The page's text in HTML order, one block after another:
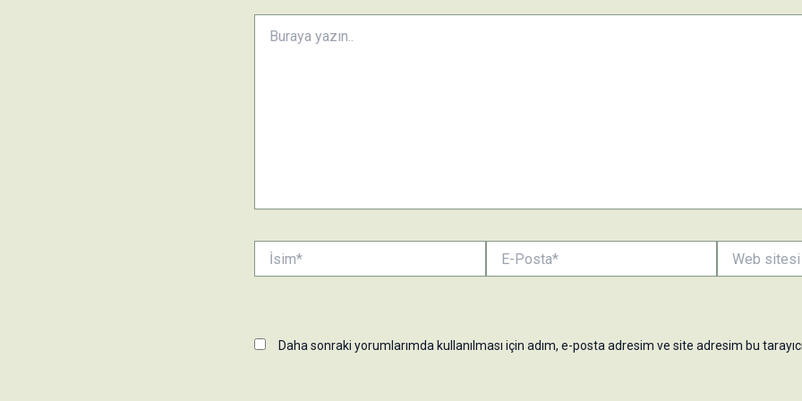
yazın..
İsim*
Posta*
sitesi
Daha sonraki yorumlarımda kullanılması için adım, e-posta adresim ve site adresim bu